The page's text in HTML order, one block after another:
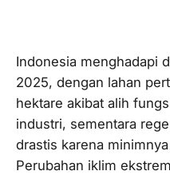
Indonesia menghadapi
2025, dengan lahan
hektare akibat alih
industri, sementara
drastis karena
Perubahan iklim